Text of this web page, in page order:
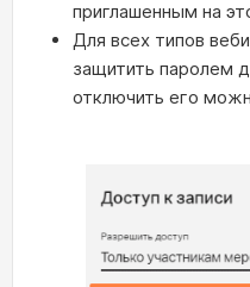
приглашенным на
Для всех типов
защитить паролем
отключить его